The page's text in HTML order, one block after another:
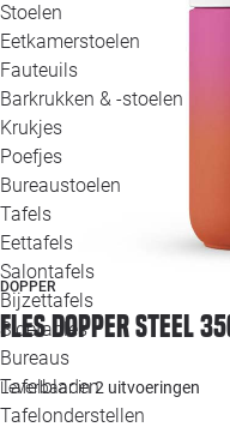
Stoelen
Eetkamerstoelen
Fauteuils
Barkrukken & -stoelen
Krukjes
Poefjes
Bureaustoelen
Tafels
Eettafels
Salontafels
Bijzettafels
Sidetables
Bureaus
Tafelbladen
Tafelonderstellen
DOPPER
Fles Dopper Steel
Leverbaar in2 uitvoeringen